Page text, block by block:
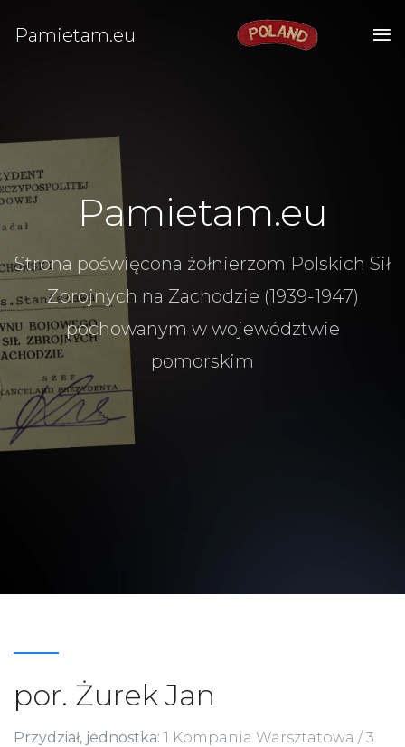
Pamietam.eu
Pamietam.eu
Strona poświęcona żołnierzom Polskich Sił
Zbrojnych na Zachodzie (1939-1947)
pochowanym w województwie
pomorskim
por. Żurek Jan
Przydział, jednostka: 1 Kompania Warsztatowa / 3